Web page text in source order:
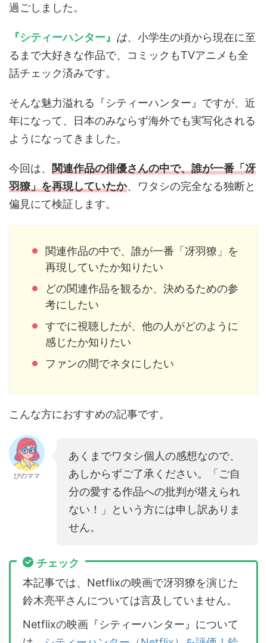
過ごしました。
『シティーハンター』 は、小学生の頃から現在に至
るまで大好きな作品で、コミックもTVアニメも全
話チェック済みです。
そんな魅力溢れる『シティーハンター』ですが、近
年になって、日本のみならず海外でも実写化される
ようになってきました。
今回は、 関連作品の俳優さんの中で、誰が一番「冴
羽獠」を再現していたか、ワタシの完全なる独断と
偏見にて検証します。
関連作品の中で、誰が一番「冴羽獠」を
再現していたか知りたい
どの関連作品を観るか、決めるための参
考にしたい
すでに視聴したが、他の人がどのように
感じたか知りたい
ファンの間でネタにしたい
こんな方におすすめの記事です。
ぴのママ
あくまでワタシ個人の感想なので、
あしからずご了承ください。「ご自
分の愛する作品への批判が堪えられ
ない！」という方には申し訳ありま
せん。
チェック
本記事では、Netflixの映画で冴羽獠を演じた
鈴木亮平さんについては言及していません。
Netflixの映画『シティーハンター』について